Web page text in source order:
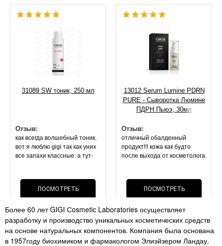
31089 SW тоник, 250 мл
Отзыв:
как всегда волшебный тоник.
вот я люблю gigi так как уних
все запахи классные. а тут-
лосьон(( но это не важно,
эффект- все что описано по
нереально!!! мои черные
точки. расширенные поры-
супер средство как и всегда .
ПОСМОТРЕТЬ
ОТЗЫВ
13012 Serum Lumine PDRN
PURE - Сыворотка Люмине
ПДРН Пьюэ, 30мл
Отзыв:
отличный обалденный
продукт!!! кожа как будто
после выхода от косметолога.
приятной текстуры.
результат на 2 й день . стоит
косметика данного бренда
ПОСМОТРЕТЬ
ОТЗЫВ
Более 60 лет GIGI Сosmetic Laboratories осуществляет
разработку и производство уникальных косметических средств
на основе натуральных компонентов. Компания была основана
в 1957году биохимиком и фармакологом Элиэйзером Ландау.